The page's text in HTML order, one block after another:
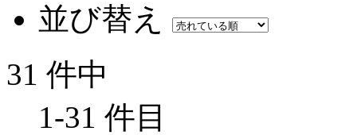
並び替え
31 件中
1-31 件目